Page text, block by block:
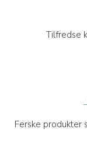
Tilfredse
Ferske produkter